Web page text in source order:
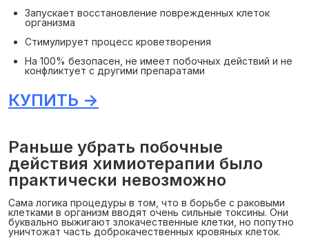
Запускает восстановление поврежденных клеток
организма
Стимулирует процесс кроветворения
На 100% безопасен, не имеет побочных действий и не
конфликтует с другими препаратами
КУПИТЬ →
Раньше убрать побочные
действия химиотерапии было
практически невозможно
Сама логика процедуры в том, что в борьбе с раковыми
клетками в организм вводят очень сильные токсины. Они
буквально выжигают злокачественные клетки, но попутно
уничтожат часть доброкачественных кровяных клеток.